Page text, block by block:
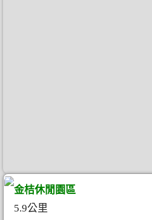
金桔休閒園區
5.9公里